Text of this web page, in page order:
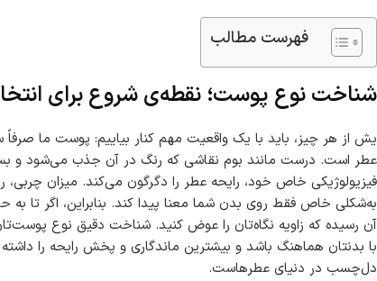
فهرست مطالب
شناخت نوع پوست؛ نقطه‌ی شروع برای
یش از هر چیز، باید با یک واقعیت مهم کنار بیاییم: پوست ما
عطر است. درست مانند بوم نقاشی که رنگ در آن جذب می‌شود و
فیزیولوژیکی خاص خود، رایحه عطر را دگرگون می‌کند. میزان
به‌شکلی خاص فقط روی بدن شما معنا پیدا کند. بنابراین، اگر تا
آن رسیده که زاویه نگاه‌تان را عوض کنید. شناخت دقیق نوع
با بدنتان هماهنگ باشد و بیشترین ماندگاری و پخش رایحه را
دل‌چسب در دنیای عطرهاست.